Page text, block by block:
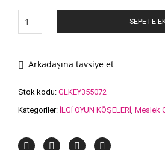
Meslek
Kuaför
SEPETE
Arkadaşına tavsiye et
Stok kodu: GLKEY355072
Kategoriler: İLGİ OYUN KÖŞELERİ Meslek